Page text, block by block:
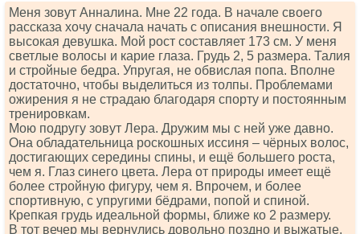
Меня зовут Анналина. Мне 22 года. В начале своего
рассказа хочу сначала начать с описания внешности. Я
высокая девушка. Мой рост составляет 173 см. У меня
светлые волосы и карие глаза. Грудь 2, 5 размера. Талия
и стройные бедра. Упругая, не обвислая попа. Вполне
достаточно, чтобы выделиться из толпы. Проблемами
ожирения я не страдаю благодаря спорту и постоянным
тренировкам.
Мою подругу зовут Лера. Дружим мы с ней уже давно.
Она обладательница роскошных иссиня – чёрных волос,
достигающих середины спины, и ещё большего роста,
чем я. Глаз синего цвета. Лера от природы имеет ещё
более стройную фигуру, чем я. Впрочем, и более
спортивную, с упругими бёдрами, попой и спиной.
Крепкая грудь идеальной формы, ближе ко 2 размеру.
В тот вечер мы вернулись довольно поздно и выжатые,